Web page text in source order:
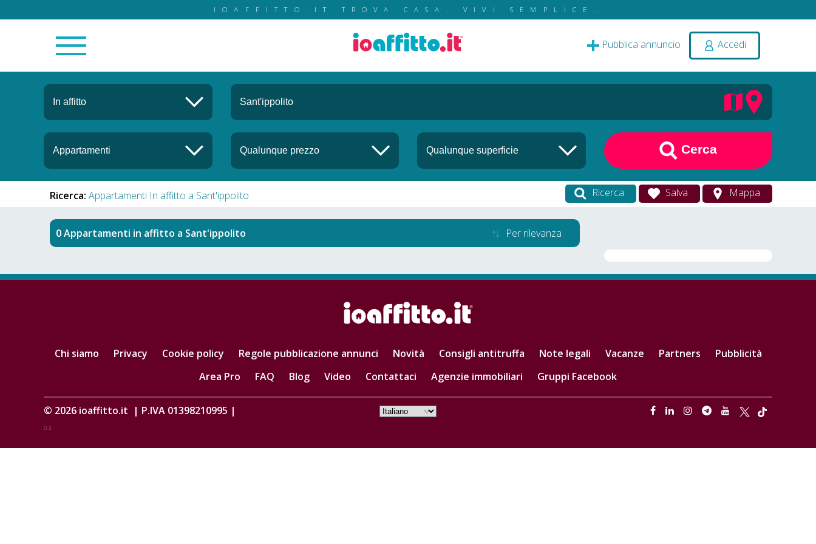
IOAFFITTO.IT TROVA CASA. VIVI SEMPLICE.
Pubblica annuncio Accedi
Cerca
Ricerca: Appartamenti In affitto a Sant'ippolito Ricerca Salva Mappa
Appartamenti in affitto a Sant'ippolito Per rilevanza
Chi siamo Privacy Cookie policy Regole pubblicazione annunci Novità Consigli antitruffa Note legali Vacanze Partners
Pubblicità
Area Pro
FAQ Blog Video Contattaci Agenzie immobiliari Gruppi Facebook
© 2026 ioaffitto.it | P.IVA 01398210995 |
0.3